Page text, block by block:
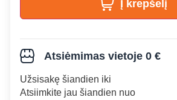
Į krepšelį
Atsiėmimas vietoje 0 €
Užsisakę šiandien iki
Atsiimkite jau šiandien nuo